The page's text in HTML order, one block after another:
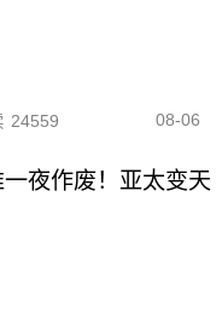
24559 08-06
夜作废！亚太变天